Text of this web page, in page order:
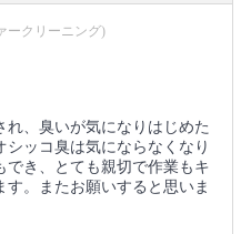
ークリーニング)
、臭いが気になりはじめた
ッコ臭は気にならなくなり
でき、とても親切で作業もキ
。またお願いすると思いま